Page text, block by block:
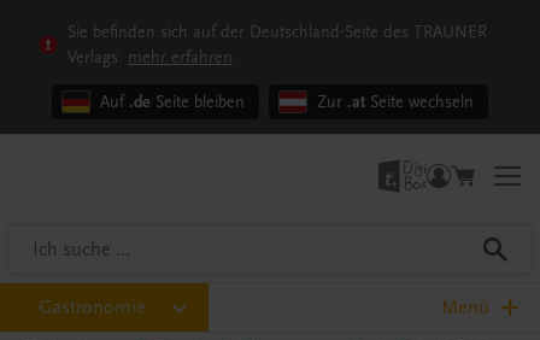
Sie befinden sich auf der Deutschland-Seite des TRAUNER
Verlags. mehr erfahren
Auf .de Seite bleiben Zur .at Seite wechseln
Gastronomie Menü